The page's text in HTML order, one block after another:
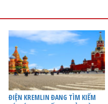
ĐIỆN KREMLIN ĐANG TÌM KIẾM